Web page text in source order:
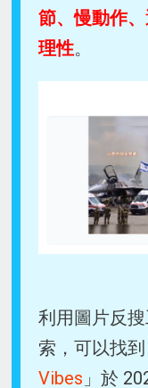
節、慢動作
理性。
利用圖片反
索，可以找到
Vibes 」於